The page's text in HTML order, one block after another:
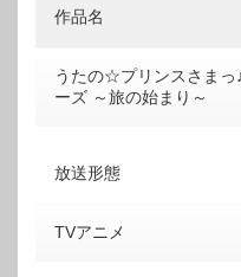
作品名
うたの☆プリンスさまっ
ーズ ～旅の始まり～
放送形態
TVアニメ